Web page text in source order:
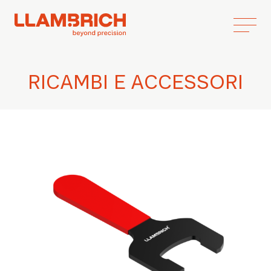
RICAMBI E ACCESSORI